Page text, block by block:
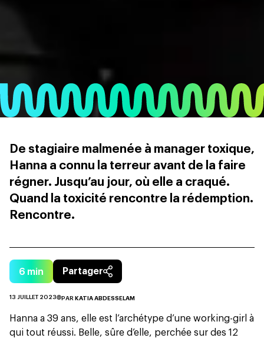
De stagiaire malmenée à manager toxique,
Hanna a connu la terreur avant de la faire
régner. Jusqu’au jour, où elle a craqué.
Quand la toxicité rencontre la rédemption.
Rencontre.
6 min Partager
13 JUILLET 2023 PAR KATIA ABDESSELAM
Hanna a 39 ans, elle est l’archétype d’une working-girl à
qui tout réussi. Belle, sûre d’elle, perchée sur des 12